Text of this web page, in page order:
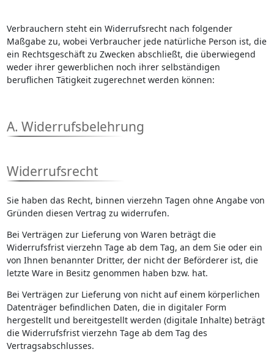
Verbrauchern steht ein Widerrufsrecht nach folgender
Maßgabe zu, wobei Verbraucher jede natürliche Person ist, die
ein Rechtsgeschäft zu Zwecken abschließt, die überwiegend
weder ihrer gewerblichen noch ihrer selbständigen
beruflichen Tätigkeit zugerechnet werden können:
A. Widerrufsbelehrung
Widerrufsrecht
Sie haben das Recht, binnen vierzehn Tagen ohne Angabe von
Gründen diesen Vertrag zu widerrufen.
Bei Verträgen zur Lieferung von Waren beträgt die
Widerrufsfrist vierzehn Tage ab dem Tag, an dem Sie oder ein
von Ihnen benannter Dritter, der nicht der Beförderer ist, die
letzte Ware in Besitz genommen haben bzw. hat.
Bei Verträgen zur Lieferung von nicht auf einem körperlichen
Datenträger befindlichen Daten, die in digitaler Form
hergestellt und bereitgestellt werden (digitale Inhalte) beträgt
die Widerrufsfrist vierzehn Tage ab dem Tag des
Vertragsabschlusses.